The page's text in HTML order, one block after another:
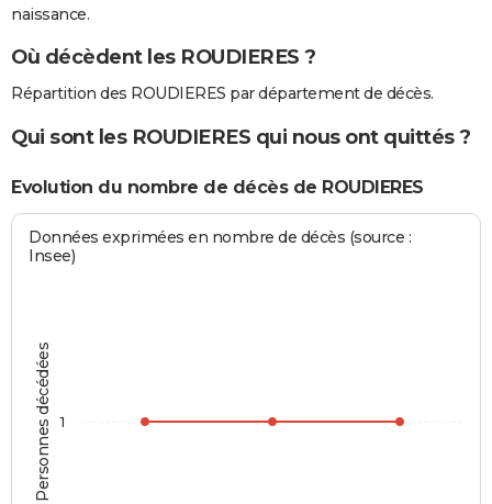
naissance.
Où décèdent les ROUDIERES ?
Répartition des ROUDIERES par département de décès.
Qui sont les ROUDIERES qui nous ont quittés ?
Evolution du nombre de décès de ROUDIERES
Personnes décédées
Données exprimées en nombre de décès (source :
Insee)
1